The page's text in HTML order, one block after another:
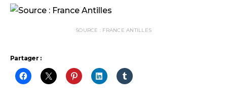
SOURCE : FRANCE ANTILLES
Partager :